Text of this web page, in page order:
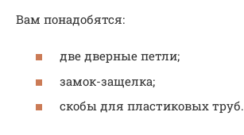
Вам понадобятся:
две дверные петли;
замок-защелка;
скобы для пластиковых труб.